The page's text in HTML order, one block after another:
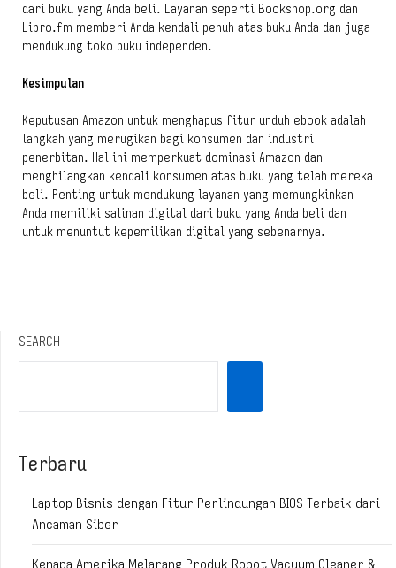
dari buku yang Anda beli. Layanan seperti Bookshop.org dan
Libro.fm memberi Anda kendali penuh atas buku Anda dan juga
mendukung toko buku independen.
Kesimpulan
Keputusan Amazon untuk menghapus fitur unduh ebook adalah
langkah yang merugikan bagi konsumen dan industri
penerbitan. Hal ini memperkuat dominasi Amazon dan
menghilangkan kendali konsumen atas buku yang telah mereka
beli. Penting untuk mendukung layanan yang memungkinkan
Anda memiliki salinan digital dari buku yang Anda beli dan
untuk menuntut kepemilikan digital yang sebenarnya.
SEARCH
Terbaru
Laptop Bisnis dengan Fitur Perlindungan BIOS Terbaik dari
Ancaman Siber
Kenapa Amerika Melarang Produk Robot Vacuum Cleaner &